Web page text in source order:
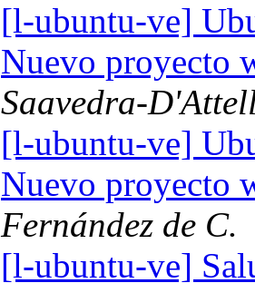
[l-ubuntu-ve]
Nuevo proyecto
Saavedra-
[l-ubuntu-ve]
Nuevo proyecto
Fernández de C.
[l-ubuntu-ve]